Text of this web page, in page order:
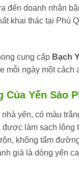
đến doanh nhân
khai thác tại Phú
cung cấp Bạch
mỗi ngày một cách
Của Yến Sào
yến, có màu
làm sạch lông
không tẩm
giá là dòng yến